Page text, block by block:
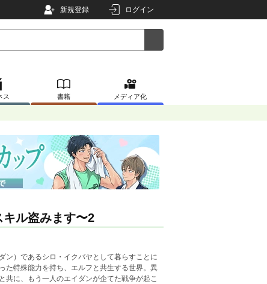
新規登録 ログイン
ス 書籍 メディア化
ル盗みます〜2
ン）であるシロ・イクバヤとして暮らすことに
た特殊能力を持ち、エルフと共生する世界。異
に、もう一人のエイダンが企てた戦争が起こ